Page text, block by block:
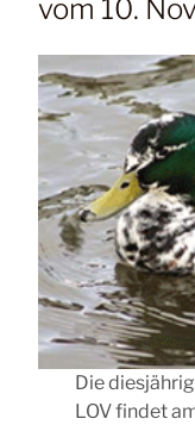
vom 10.
Die
LOV findet